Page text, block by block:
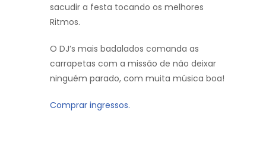
sacudir a festa tocando os melhores
Ritmos.
O DJ’s mais badalados comanda as
carrapetas com a missão de não deixar
ninguém parado, com muita música boa!
Comprar ingressos.